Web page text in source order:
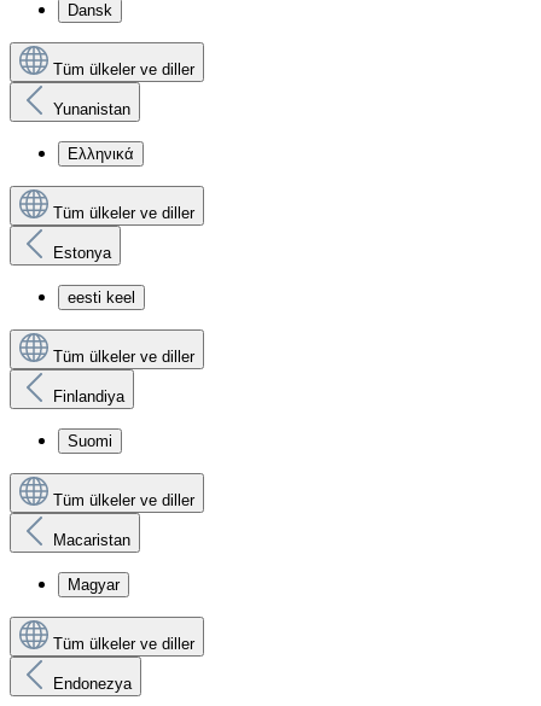
Dansk
Tüm ülkeler ve diller
Yunanistan
Ελληνικά
Tüm ülkeler ve diller
Estonya
eesti keel
Tüm ülkeler ve diller
Finlandiya
Suomi
Tüm ülkeler ve diller
Macaristan
Magyar
Tüm ülkeler ve diller
Endonezya